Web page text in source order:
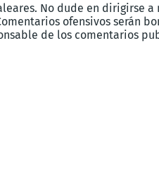
No dude en dirigirse
ofensivos serán
de los comentarios